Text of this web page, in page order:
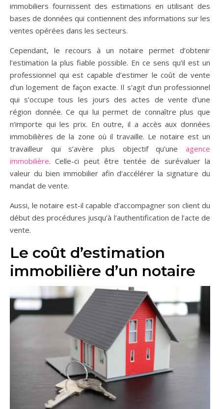
immobiliers fournissent des estimations en utilisant des
bases de données qui contiennent des informations sur les
ventes opérées dans les secteurs.
Cependant, le recours à un notaire permet d’obtenir
l’estimation la plus fiable possible. En ce sens qu’il est un
professionnel qui est capable d’estimer le coût de vente
d’un logement de façon exacte. Il s’agit d’un professionnel
qui s’occupe tous les jours des actes de vente d’une
région donnée. Ce qui lui permet de connaître plus que
n’importe qui les prix. En outre, il a accès aux données
immobilières de la zone où il travaille. Le notaire est un
travailleur qui s’avère plus objectif qu’une agence
immobilière. Celle-ci peut être tentée de surévaluer la
valeur du bien immobilier afin d’accélérer la signature du
mandat de vente.
Aussi, le notaire est-il capable d’accompagner son client du
début des procédures jusqu’à l’authentification de l’acte de
vente.
Le coût d’estimation
immobilière d’un notaire